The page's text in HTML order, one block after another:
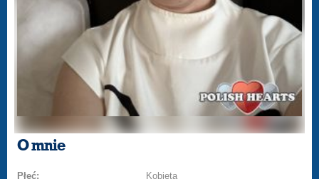
O mnie
Płeć:
Kobieta